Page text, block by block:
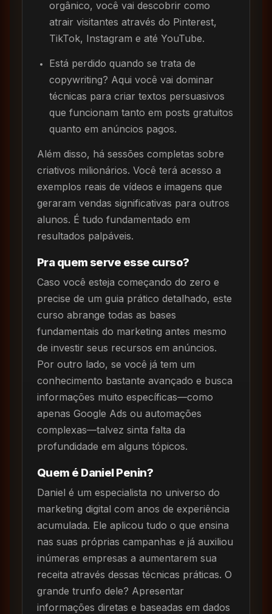
orgânico, você vai descobrir como
atrair visitantes através do Pinterest,
TikTok, Instagram e até YouTube.
Está perdido quando se trata de
copywriting? Aqui você vai dominar
técnicas para criar textos persuasivos
que funcionam tanto em posts gratuitos
quanto em anúncios pagos.
Além disso, há sessões completas sobre
criativos milionários. Você terá acesso a
exemplos reais de vídeos e imagens que
geraram vendas significativas para outros
alunos. É tudo fundamentado em
resultados palpáveis.
Pra quem serve esse curso?
Caso você esteja começando do zero e
precise de um guia prático detalhado, este
curso abrange todas as bases
fundamentais do marketing antes mesmo
de investir seus recursos em anúncios.
Por outro lado, se você já tem um
conhecimento bastante avançado e busca
informações muito específicas—como
apenas Google Ads ou automações
complexas—talvez sinta falta da
profundidade em alguns tópicos.
Quem é Daniel Penin?
Daniel é um especialista no universo do
marketing digital com anos de experiência
acumulada. Ele aplicou tudo o que ensina
nas suas próprias campanhas e já auxiliou
inúmeras empresas a aumentarem sua
receita através dessas técnicas práticas. O
grande trunfo dele? Apresentar
informações diretas e baseadas em dados